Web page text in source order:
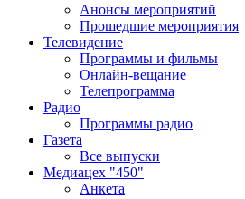
Анонсы мероприятий
Прошедшие мероприятия
Телевидение
Программы и фильмы
Онлайн-вещание
Телепрограмма
Радио
Программы радио
Газета
Все выпуски
Медиацех "450"
Анкета